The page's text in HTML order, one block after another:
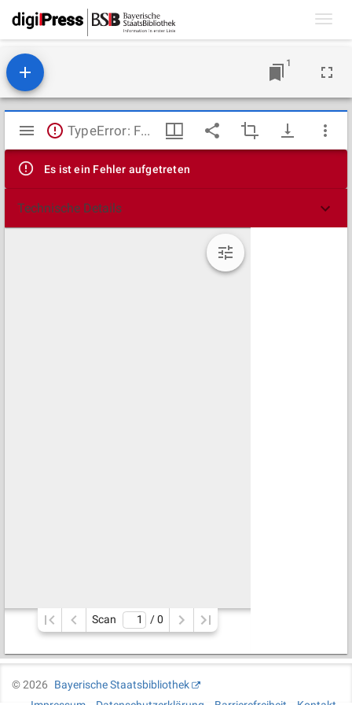
1
Mirador
Viewer
TypeError: Failed to fetch
Es ist ein Fehler aufgetreten
Technische Details
Scan / 0
©2026
Bayerische Staatsbibliothek